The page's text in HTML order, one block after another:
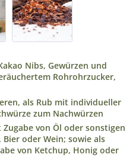
Nibs, Gewürzen und
Rohrohrzucker,
als Rub mit individueller
zum Nachwürzen
von Öl oder sonstigen
oder Wein; sowie als
von Ketchup, Honig oder